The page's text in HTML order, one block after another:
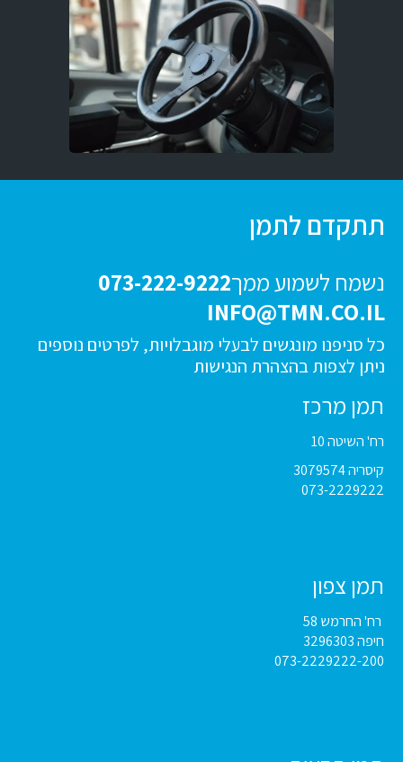
תתקדם לתמן
נשמח לשמוע ממך073-222-9222
INFO@TMN.CO.IL
כל סניפנו מונגשים לבעלי מוגבלויות, לפרטים נוספים
ניתן לצפות בהצהרת הנגישות
תמן מרכז
רח' השיטה 10
קיסריה 3079574
073-2229222
תמן צפון
רח' החרמש 58
חיפה 3296303
073-2229222-200